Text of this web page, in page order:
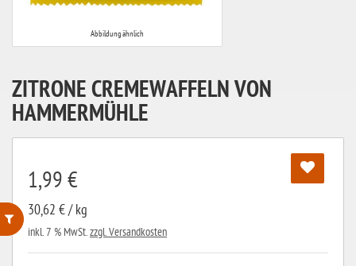
ohne Weizenstärke
Abbildung ähnlich
ZITRONE CREMEWAFFELN VON
HAMMERMÜHLE
1,99 €
30,62 € / kg
inkl. 7 % MwSt.zzgl. Versandkosten